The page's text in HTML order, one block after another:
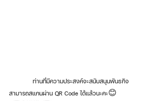
ท่านที่มีความประสงค์จะสนับสนุนพันธกิจ
สามารถสแกนผ่าน QR Code ได้แล้วนะคะ😊